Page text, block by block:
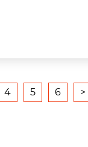
4 5 6 >